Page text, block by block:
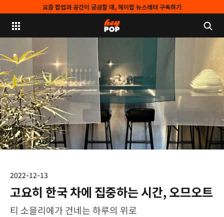
요즘 팝업과 공간이 궁금할 때, 헤이팝 뉴스레터 구독하기
2022-12-13
고요히 한국 차에 집중하는 시간, 오므오트
티 소믈리에가 건네는 하루의 위로